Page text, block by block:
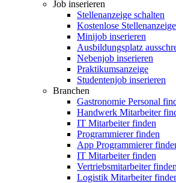
Job inserieren
Stellenanzeige schalten
Kostenlose
Minijob inserieren
Ausbildungsplatz
Nebenjob inserieren
Praktikumsanzeige
Studentenjob inserieren
Branchen
Gastronomie Personal
Handwerk Mitarbeiter
IT Mitarbeiter finden
Programmierer finden
App Programmierer
IT Mitarbeiter finden
Vertriebsmitarbeiter finden
Logistik Mitarbeiter